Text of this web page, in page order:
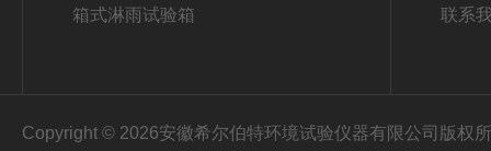
箱式淋雨试验箱 联系
Copyright © 2026安徽希尔伯特环境试验仪器有限公司版